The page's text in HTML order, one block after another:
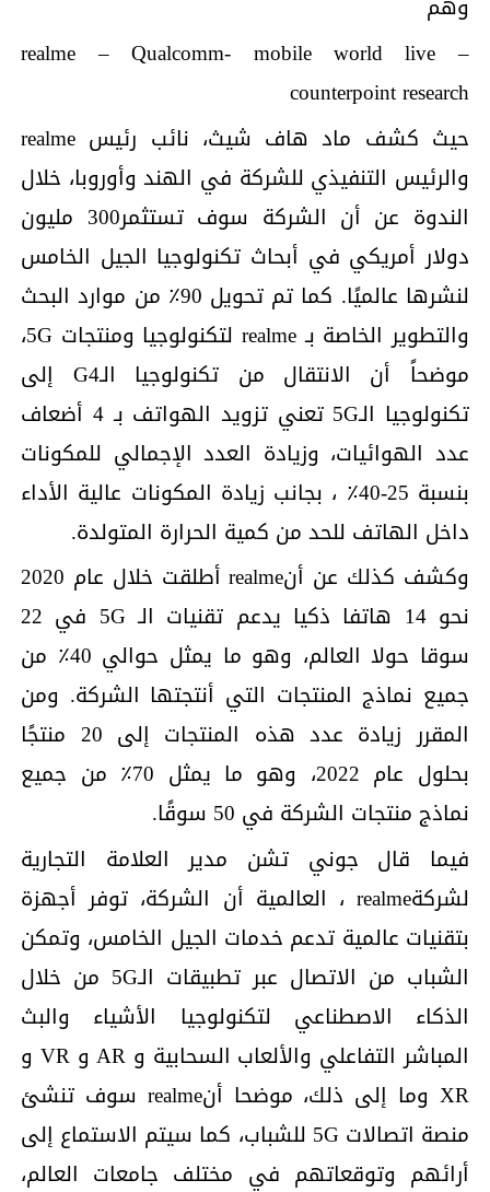
realme – Qualcomm- mobile world live –
counterpoint research
حيث كشف ماد هاف شيث، نائب رئيس realme
والرئيس التنفيذي للشركة في الهند وأوروبا، خلال
الندوة عن أن الشركة سوف تستثمر300 مليون
دولار أمريكي في أبحاث تكنولوجيا الجيل الخامس
لنشرها عالميًا. كما تم تحويل 90٪ من موارد البحث
والتطوير الخاصة بـ realme لتكنولوجيا ومنتجات 5G،
موضحاً أن الانتقال من تكنولوجيا الـG4 إلى
تكنولوجيا الـ5G تعني تزويد الهواتف بـ 4 أضعاف
عدد الهوائيات، وزيادة العدد الإجمالي للمكونات
بنسبة 25-40٪ ، بجانب زيادة المكونات عالية الأداء
داخل الهاتف للحد من كمية الحرارة المتولدة.
وكشف كذلك عن أنrealme أطلقت خلال عام 2020
نحو 14 هاتفا ذكيا يدعم تقنيات الـ 5G في 22
سوقا حولا العالم، وهو ما يمثل حوالي 40٪ من
جميع نماذج المنتجات التي أنتجتها الشركة. ومن
المقرر زيادة عدد هذه المنتجات إلى 20 منتجًا
بحلول عام 2022، وهو ما يمثل 70٪ من جميع
نماذج منتجات الشركة في 50 سوقًا.
فيما قال جوني تشن مدير العلامة التجارية
لشركةrealme ، العالمية أن الشركة، توفر أجهزة
بتقنيات عالمية تدعم خدمات الجيل الخامس، وتمكن
الشباب من الاتصال عبر تطبيقات الـ5G من خلال
الذكاء الاصطناعي لتكنولوجيا الأشياء والبث
المباشر التفاعلي والألعاب السحابية و AR و VR و
XR وما إلى ذلك، موضحا أنrealme سوف تنشئ
منصة اتصالات 5G للشباب، كما سيتم الاستماع إلى
أرائهم وتوقعاتهم في مختلف جامعات العالم،